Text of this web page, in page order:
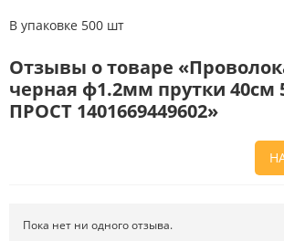
В упаковке 500 шт
Отзывы о товаре
черная ф1.2мм прутки 40см
ПРОСТ 1401669449602»
не ошиблись в своем выборе.
Пока нет ни одного отзыва.